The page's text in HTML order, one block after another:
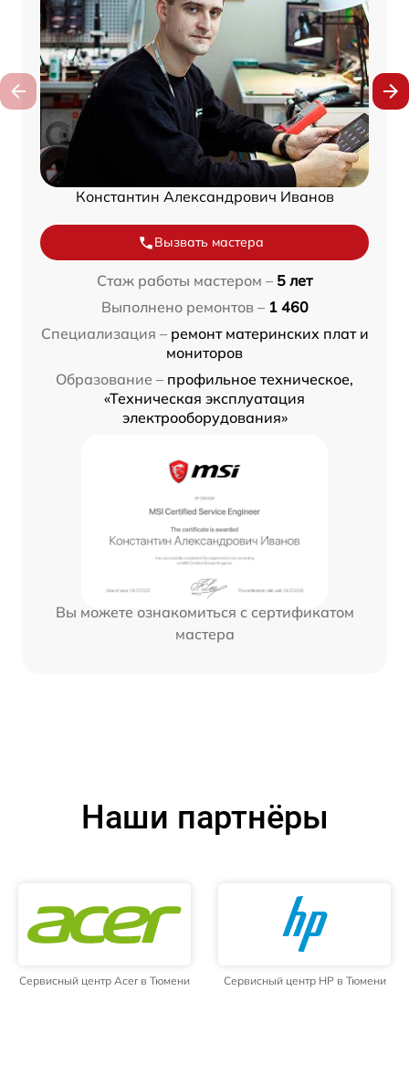
Константин Александрович Иванов
Вызвать мастера
Стаж работы мастером – 5 лет
Выполнено ремонтов – 1 460
Специализация – ремонт материнских плат и
мониторов
Образование – профильное техническое,
«Техническая эксплуатация
электрооборудования»
Вы можете ознакомиться с сертификатом
мастера
Наши партнёры
Сервисный центр Acer в Тюмени Сервисный центр HP в Тюмени